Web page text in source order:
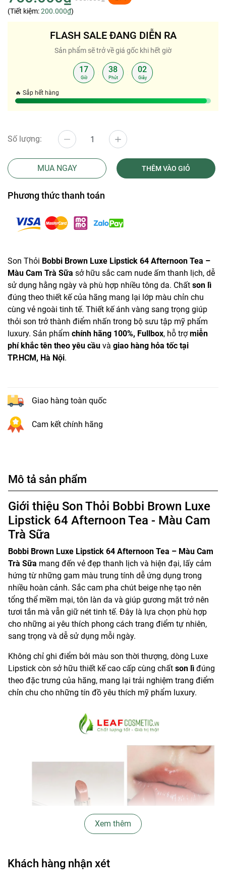
(Tiết kiệm:200.000₫)
FLASH SALE ĐANG DIỄN RA
Sản phẩm sẽ trở về giá gốc khi hết giờ
17
Giờ
38
Phút
02
Giây
🔥 Sắp hết hàng
Số lượng:
MUA NGAY THÊM VÀO GIỎ
Phương thức thanh toán
Son Thỏi Bobbi Brown Luxe Lipstick 64 Afternoon Tea –
Màu Cam Trà Sữa sở hữu sắc cam nude ấm thanh lịch, dễ
sử dụng hằng ngày và phù hợp nhiều tông da. Chất son lì
đúng theo thiết kế của hãng mang lại lớp màu chỉn chu
cùng vẻ ngoài tinh tế. Thiết kế ánh vàng sang trọng giúp
thỏi son trở thành điểm nhấn trong bộ sưu tập mỹ phẩm
luxury. Sản phẩm chính hãng 100%, Fullbox, hỗ trợmiễn
phí khắc tên theo yêu cầu và giao hàng hỏa tốc tại
TP.HCM, Hà Nội.
Giao hàng toàn quốc
Cam kết chính hãng
Mô tả sản phẩm
Giới thiệu Son Thỏi Bobbi Brown Luxe
Lipstick 64 Afternoon Tea - Màu Cam
Trà Sữa
Bobbi Brown Luxe Lipstick 64 Afternoon Tea – Màu Cam
Trà Sữa mang đến vẻ đẹp thanh lịch và hiện đại, lấy cảm
hứng từ những gam màu trung tính dễ ứng dụng trong
nhiều hoàn cảnh. Sắc cam pha chút beige nhẹ tạo nên
tổng thể mềm mại, tôn làn da và giúp gương mặt trở nên
tươi tắn mà vẫn giữ nét tinh tế. Đây là lựa chọn phù hợp
cho những ai yêu thích phong cách trang điểm tự nhiên,
sang trọng và dễ sử dụng mỗi ngày.
Không chỉ ghi điểm bởi màu son thời thượng, dòng Luxe
Lipstick còn sở hữu thiết kế cao cấp cùng chất son lì đúng
theo đặc trưng của hãng, mang lại trải nghiệm trang điểm
chỉn chu cho những tín đồ yêu thích mỹ phẩm luxury.
Xem thêm
Khách hàng nhận xét